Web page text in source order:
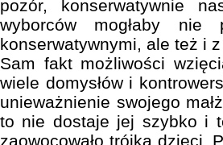
pozór, konserwatywnie
wyborców mogłaby nie
konserwatywnymi, ale też i
Sam fakt możliwości
wiele domysłów i
unieważnienie swojego
to nie dostaje jej szybko i
zaowocowało trójką dzieci.